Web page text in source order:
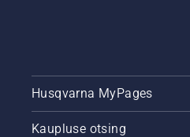
Husqvarna MyPages
Kaupluse otsing